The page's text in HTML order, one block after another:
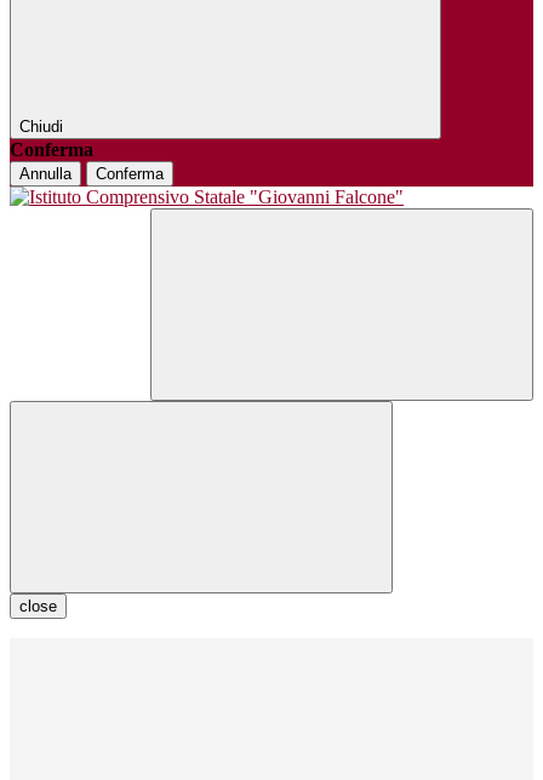
Chiudi
Conferma
Annulla Conferma
close